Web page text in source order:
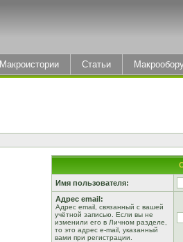
Макроистории Статьи
Имя пользователя:
Адрес email:
Адрес email, связанный с вашей
учётной записью. Если вы не
изменили его в Личном разделе,
то это адрес e-mail, указанный
вами при регистрации.